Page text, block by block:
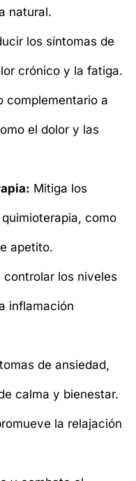
natural.
los síntomas de
crónico y la fatiga.
complementario a
el dolor y las
Mitiga los
como
apetito.
controlar los niveles
inflamación
de ansiedad,
calma y bienestar.
la relajación